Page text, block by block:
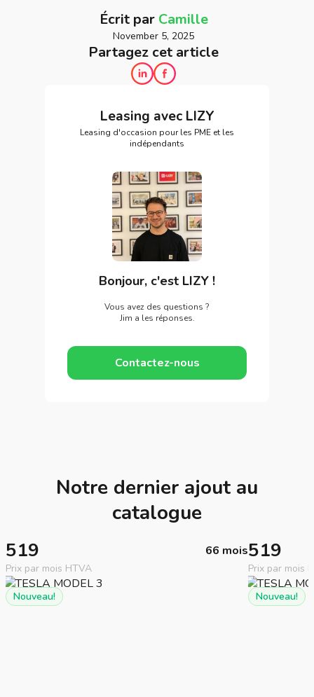
Écrit par Camille
November 5, 2025
Partagez cet article
Leasing avec LIZY
Leasing d'occasion pour les PME et les
indépendants
Bonjour, c'est LIZY !
Vous avez des questions ?
Jim a les réponses.
Contactez-nous
Notre dernier ajout au
catalogue
519 66 mois
Prix par mois HTVA
Nouveau!
519
Prix par mois
Nouveau!